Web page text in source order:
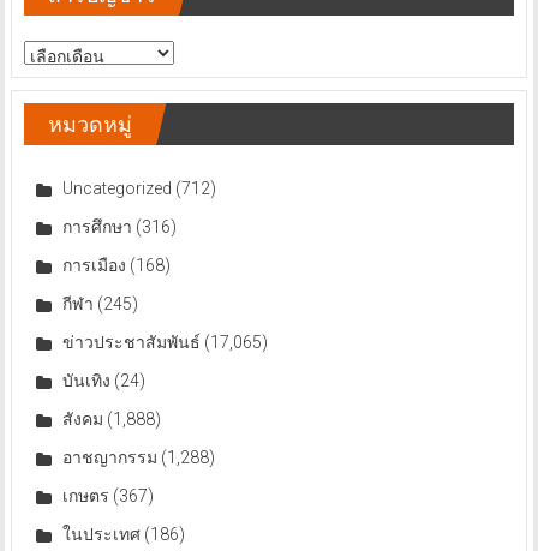
สารบัญ
ข่าว
หมวดหมู่
Uncategorized (712)
การศึกษา (316)
การเมือง (168)
กีฬา (245)
ข่าวประชาสัมพันธ์ (17,065)
บันเทิง (24)
สังคม (1,888)
อาชญากรรม (1,288)
เกษตร (367)
ในประเทศ(186)